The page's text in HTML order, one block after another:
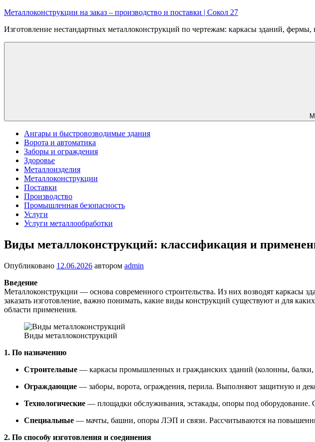
Перейти
содержимому
Металлоконструкции на заказ – производство и поставки | Сокол 27
Изготовление нестандартных металлоконструкций по чертежам: каркасы зданий,
Ангары и быстровозводимые здания
Ворота и автоматика
Заборы и ограждения
Здоровье
Металлоизделия
Металлоконструкции
Поставки
Производство
Промышленная безопасность
Услуги
Услуги металлообработки
Виды металлоконструкций: классификация и
Опубликовано 12.06.2026 автором admin
Введение
Металлоконструкции — основа современного строительства. Из них возводят каркасы
заказать изготовление, важно понимать, какие виды конструкций существуют и для
области применения.
Виды металлоконструкций
1. По назначению
Строительные — каркасы промышленных и гражданских зданий (колонны,
Ограждающие — заборы, ворота, ограждения, перила. Выполняют защитную и
Технологические — площадки обслуживания, эстакады, опоры под оборудование.
Специальные — мачты, башни, опоры ЛЭП и связи. Рассчитываются на
2. По способу изготовления и соединения